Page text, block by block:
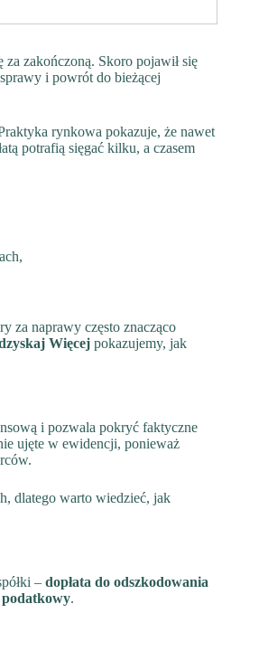
zakończoną. Skoro pojawił się
i powrót do bieżącej
rynkowa pokazuje, że nawet
potrafią sięgać kilku, a czasem
za naprawy często znacząco
Więcej pokazujemy, jak
i pozwala pokryć faktyczne
ujęte w ewidencji, ponieważ
dlatego warto wiedzieć, jak
– dopłata do odszkodowania
.